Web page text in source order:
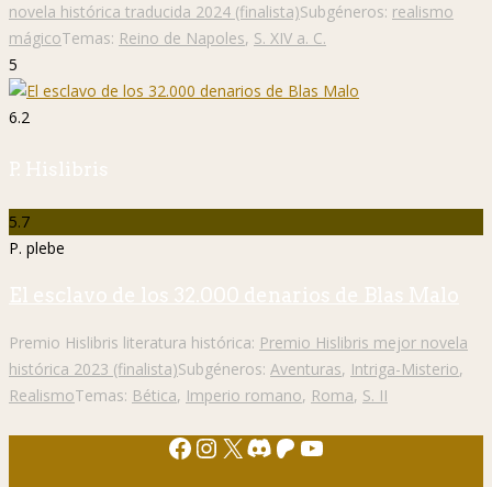
novela histórica traducida 2024 (finalista)Subgéneros: realismo
mágicoTemas: Reino de Napoles, S. XIV a. C.
5
6.2
P. Hislibris
5.7
P. plebe
El esclavo de los 32.000 denarios de Blas Malo
Premio Hislibris literatura histórica: Premio Hislibris mejor novela
histórica 2023 (finalista)Subgéneros: Aventuras, Intriga-Misterio,
RealismoTemas: Bética, Imperio romano, Roma, S. II
Facebook
Instagram
X Discord
Patreon
YouTube